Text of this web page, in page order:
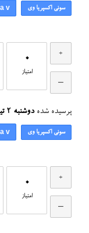
سونی اکسپریا وی v
0
امتیاز
پرسیده شده دوشنبه ۲ تیر ۱۳۹۳
سونی اکسپریا وی v
0
امتیاز